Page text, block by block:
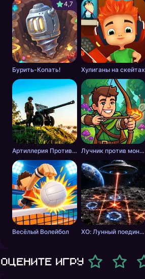
4,7
Бурить-Копать! Хулиганы на скейтах
Артиллерия Против Танков Лучник против монстров
Весёлый Волейбол ХО: Лунный поединок
Оцените игру